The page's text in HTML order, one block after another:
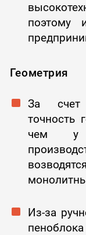
поэтому
Геометрия
За счет
точность
чем у
Из-за